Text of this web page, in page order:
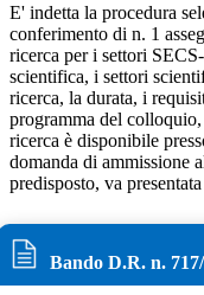
E' indetta la procedura
conferimento di n. 1
ricerca per i settori
scientifica, i settori
ricerca, la durata, i
programma del
ricerca è disponibile
domanda di ammissione
predisposto, va
Bando D.R. n. 717/